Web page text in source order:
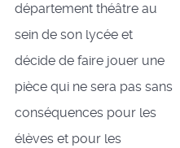
département théâtre au
sein de son lycée et
décide de faire jouer une
pièce qui ne sera pas sans
conséquences pour les
élèves et pour les